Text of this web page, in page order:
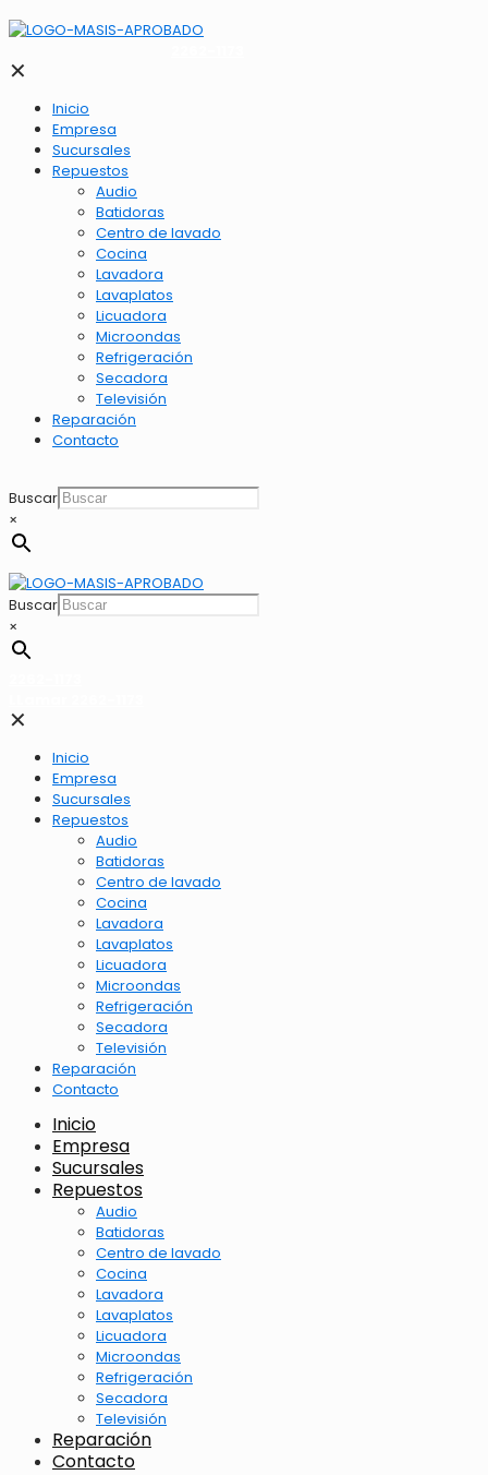
✕
Inicio
Empresa
Sucursales
Repuestos
Audio
Batidoras
Centro de lavado
Cocina
Lavadora
Lavaplatos
Licuadora
Microondas
Refrigeración
Secadora
Televisión
Reparación
Contacto
Buscar
×
Buscar
×
✕
Inicio
Empresa
Sucursales
Repuestos
Audio
Batidoras
Centro de lavado
Cocina
Lavadora
Lavaplatos
Licuadora
Microondas
Refrigeración
Secadora
Televisión
Reparación
Contacto
Inicio
Empresa
Sucursales
Repuestos
Audio
Batidoras
Centro de lavado
Cocina
Lavadora
Lavaplatos
Licuadora
Microondas
Refrigeración
Secadora
Televisión
Reparación
Contacto